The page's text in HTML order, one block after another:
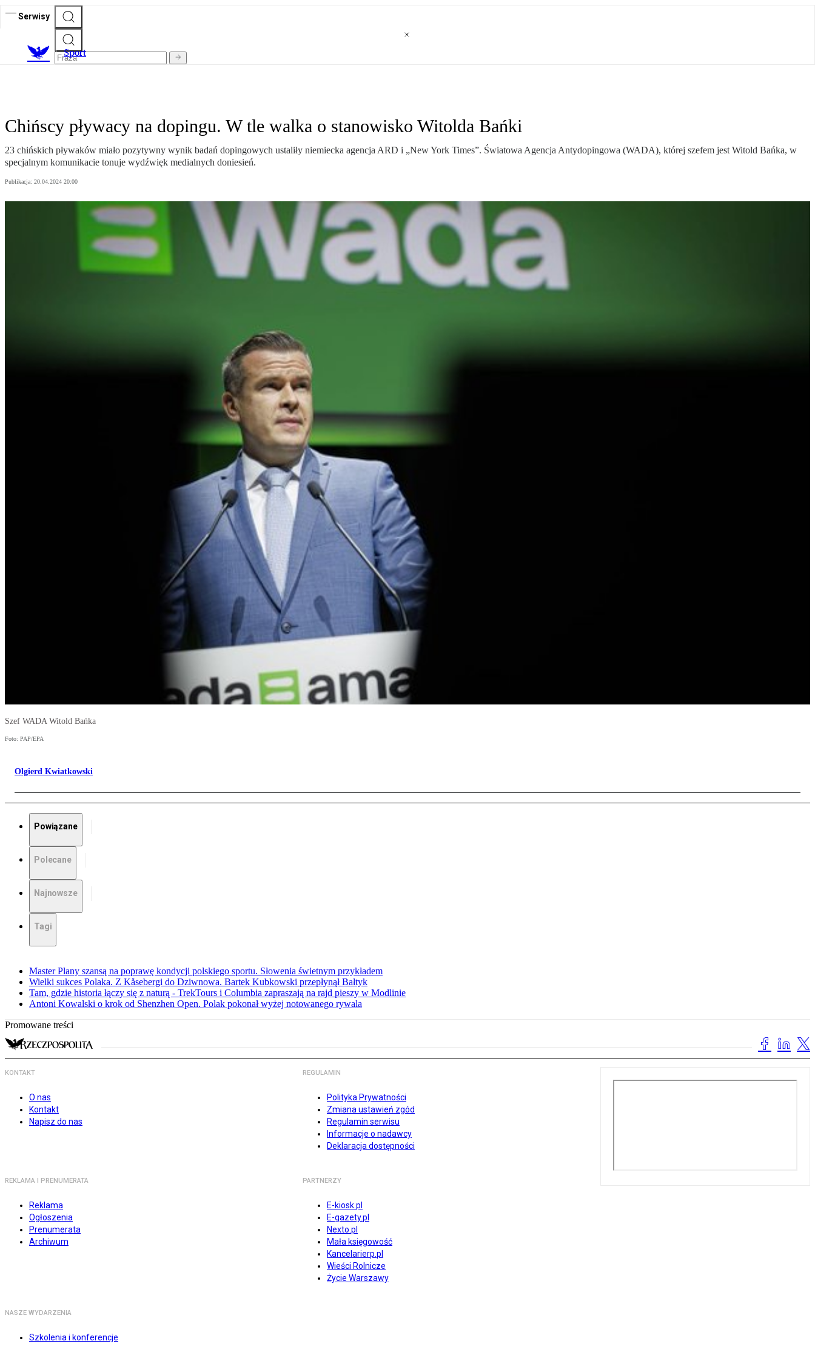
Serwisy
Sport
Chińscy pływacy na dopingu. W tle walka o stanowisko Witolda Bańki
23 chińskich pływaków miało pozytywny wynik badań dopingowych ustaliły niemiecka agencja ARD i „New York Times”. Światowa Agencja Antydopingowa (WADA), której szefem jest Witold Bańka, w
specjalnym komunikacie tonuje wydźwięk medialnych doniesień.
Publikacja: 20.04.2024 20:00
Szef WADA Witold Bańka
Foto: PAP/EPA
Olgierd Kwiatkowski
Powiązane
Polecane
Najnowsze
Tagi
Master Plany szansą na poprawę kondycji polskiego sportu. Słowenia świetnym przykładem
Wielki sukces Polaka. Z Kåsebergi do Dziwnowa. Bartek Kubkowski przepłynął Bałtyk
Tam, gdzie historia łączy się z naturą - TrekTours i Columbia zapraszają na rajd pieszy w Modlinie
Antoni Kowalski o krok od Shenzhen Open. Polak pokonał wyżej notowanego rywala
Promowane treści
KONTAKT
O nas
Kontakt
Napisz do nas
REGULAMIN
Polityka Prywatności
Zmiana ustawień zgód
Regulamin serwisu
Informacje o nadawcy
Deklaracja dostępności
REKLAMA I PRENUMERATA
Reklama
Ogłoszenia
Prenumerata
Archiwum
PARTNERZY
E-kiosk.pl
E-gazety.pl
Nexto.pl
Mała księgowość
Kancelarierp.pl
Wieści Rolnicze
Życie Warszawy
NASZE WYDARZENIA
Szkolenia i konferencje